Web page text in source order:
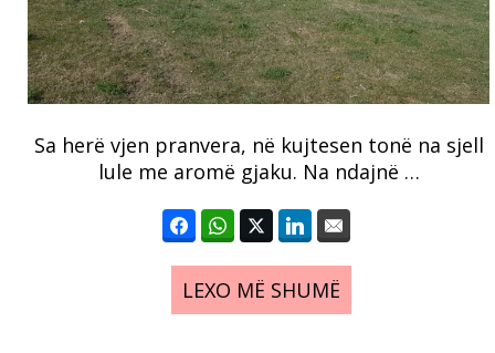
Sa herë vjen pranvera, në kujtesen tonë na sjell
lule me aromë gjaku. Na ndajnë …
LEXO MË SHUMË